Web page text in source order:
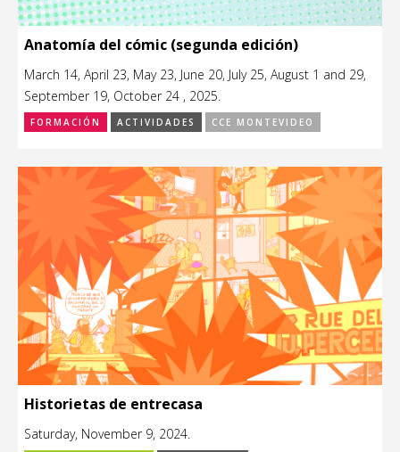
Anatomía del cómic (segunda edición)
March 14, April 23, May 23, June 20, July 25, August 1 and 29,
September 19, October 24 , 2025.
FORMACIÓN ACTIVIDADES CCE MONTEVIDEO
Historietas de entrecasa
Saturday, November 9, 2024.